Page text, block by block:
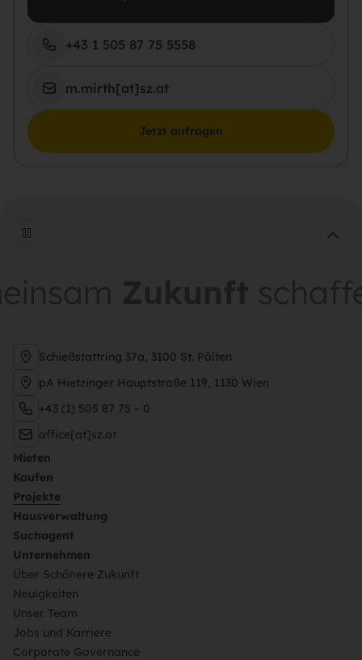
+43 1 505 87 75 5558
m.mirth[at]sz.at
Jetzt anfragen
Schießstattring 37a, 3100 St. Pölten
pA Hietzinger Hauptstraße 119, 1130 Wien
+43 (1) 505 87 75 – 0
office[at]sz.at
Mieten
Kaufen
Projekte
Hausverwaltung
Suchagent
Unternehmen
Über Schönere Zukunft
Neuigkeiten
Unser Team
Jobs und Karriere
Corporate Governance